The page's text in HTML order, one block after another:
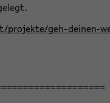
geh-deinen-